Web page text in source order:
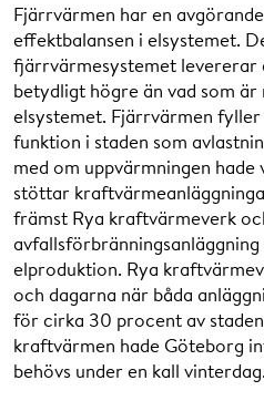
Fjärrvärmen har en
effektbalansen i elsystemet.
fjärrvärmesystemet levererar
betydligt högre än vad som
elsystemet. Fjärrvärmen fyller
funktion i staden som
med om uppvärmningen
stöttar
främst Rya kraftvärmeverk
elproduktion. Rya
och dagarna när båda
för cirka 30 procent av
kraftvärmen hade Göteborg
behövs under en kall vinterdag.